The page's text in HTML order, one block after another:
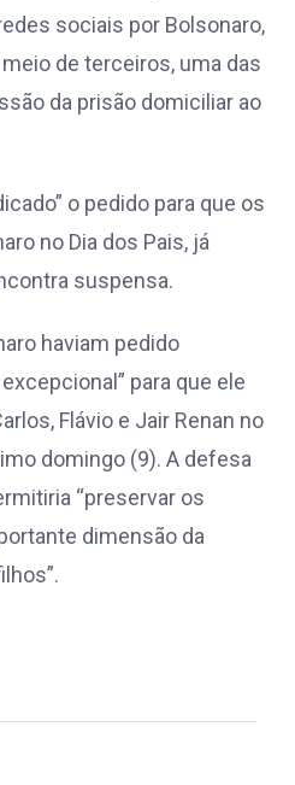
sociais por Bolsonaro,
de terceiros, uma das
da prisão domiciliar ao
o pedido para que os
no Dia dos Pais, já
suspensa.
haviam pedido
para que ele
Flávio e Jair Renan no
domingo (9). A defesa
“preservar os
dimensão da